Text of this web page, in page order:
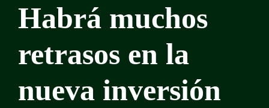
Habrá muchos
retrasos en la
nueva inversión